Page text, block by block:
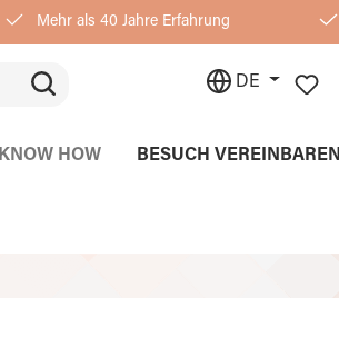
Mehr als 40 Jahre Erfahrung
DE
HOW BESUCH VEREINBAREN